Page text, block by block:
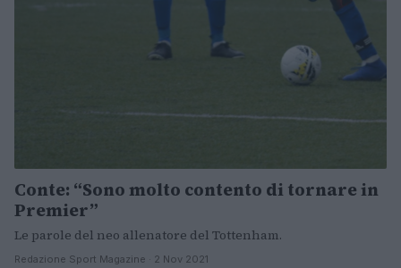
Conte: “Sono molto contento di tornare in
Premier”
Le parole del neo allenatore del Tottenham.
Redazione Sport Magazine · 2 Nov 2021